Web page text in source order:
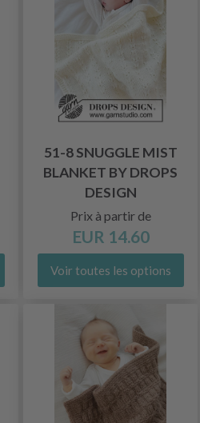
51-8 SNUGGLE MIST
BLANKET BY DROPS
DESIGN
Prix à partir de
EUR 14.60
Voir toutes les options